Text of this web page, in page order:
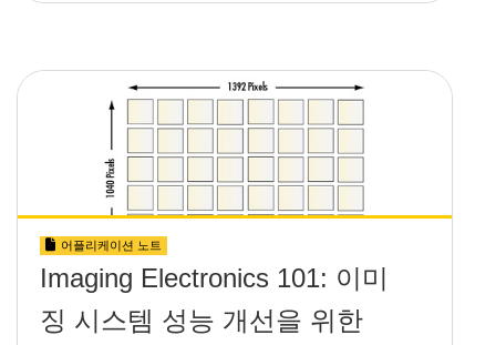
어플리케이션 노트
Imaging Electronics 101: 이미
징 시스템 성능 개선을 위한